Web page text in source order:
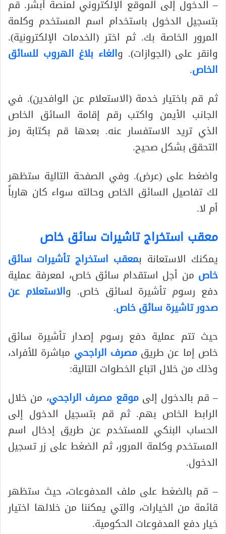
– الدخول إلى الموقع الإلكتروني لمنصة أبشر. قم
بتسجيل الدخول باستخدام اسم المستخدم وكلمة
المرور الخاصة بك. ثم اختر (الخدمات الإلكترونية).
وانقر على (الجوازات). والغاء بلاغ الهروب للسائق
الخاص.
ثم قم باختيار خدمة (الاستعلام عن الوافدين). في
الجانب الأيمن واكتب رقم إقامة السائق الخاص
الذي تريد الاستفسار عنه. بعدها قم بكتابة رمز
التحقق بشكل صحيح.
واضغط على (عرض). وفي الصفحة التالية ستظهر
لك تفاصيل السائق الخاص وحالته سواء كان هارباً
أم لا.
معقب استخراج تاشيرات سائق خاص
يمكنك الاستعانة بمعقب استخراج تأشيرات سائق
خاص من أجل استقدام سائق خاص، لمعرفة عملية
دفع رسوم تأشيرة لسائق خاص. والاستعلام عن
صدور تاشيرة سائق خاص.
حيث تتم عملية دفع رسوم إصدار تأشيرة سائق
خاص إما عن طريقمصرف الراجحي مباشرة للأفراد،
وذلك من خلال اتباع الخطوات التالية:
– قم بالدخول إلى موقع مصرف الراجحي، من خلال
الرابط الخاص بهم. ثم قم بتسجيل الدخول إلى
الحساب البنكي للمستخدم عن طريق إدخال اسم
المستخدم وكلمة المرور، ثم الضغط على زر تسجيل
الدخول.
– قم بالضغط على ملف المدفوعات، حيث ستظهر
قائمة من الخيارات، والتي يمكننا من خلالها اختيار
خيار دفع المدفوعات الحكومية.